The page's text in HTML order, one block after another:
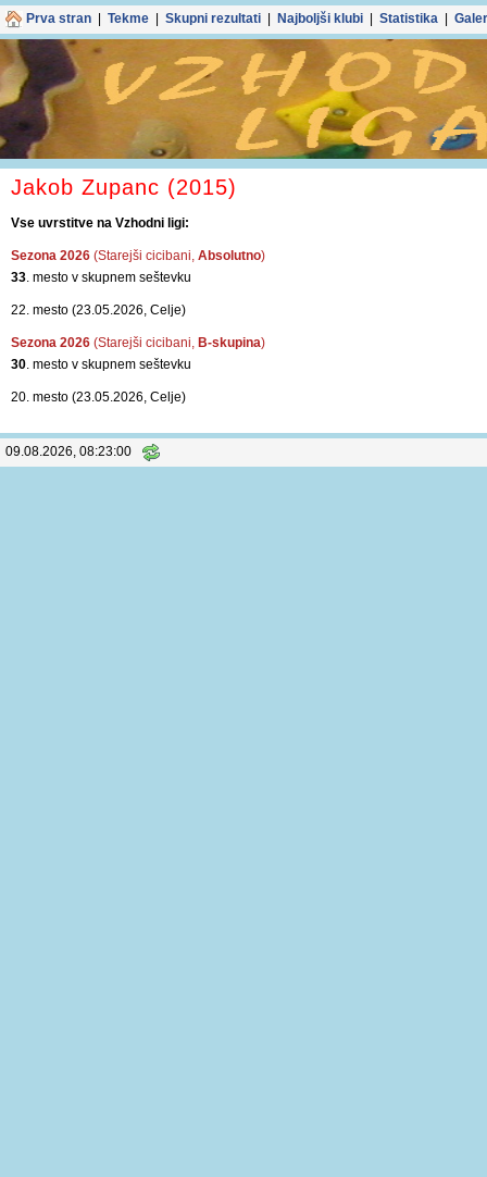
Prva stran Tekme Skupni rezultati Najboljši klubi Statistika
Jakob Zupanc (2015)
Vse uvrstitve na Vzhodni ligi:
Sezona 2026 (Starejši cicibani, Absolutno)
33. mesto v skupnem seštevku
22. mesto (23.05.2026, Celje)
Sezona 2026 (Starejši cicibani, B-skupina)
30. mesto v skupnem seštevku
20. mesto (23.05.2026, Celje)
09.08.2026, 08:23:00